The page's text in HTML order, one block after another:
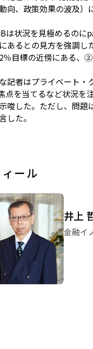
向、政策効果の波及）
は状況を見極めるの
あるとの見方を強調
％目標の近傍にある、
記者はプライベート
点を当てるなど状況を
唆した。ただし、問
した。
ール
井上
金融イ